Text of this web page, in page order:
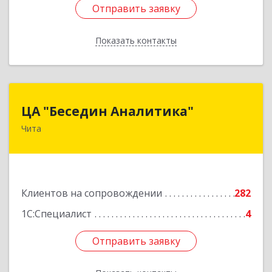
Отправить заявку
Показать контакты
Отправить заявку
Назад
ЦА "Беседин Аналитика"
Чита
Клиентов на сопровождении
282
1С:Специалист
4
Отправить заявку
Отправить заявку